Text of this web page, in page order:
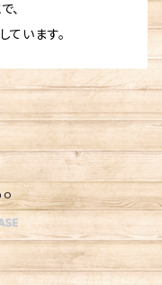
、
ています。